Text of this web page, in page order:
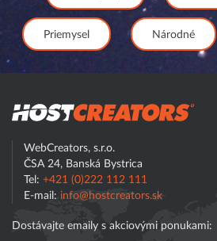
Priemysel Národné
WebCreators, s.r.o.
ČSA 24, Banská Bystrica
Tel: +421 (0)222 112 111
E-mail: info@hostcreators.sk
Dostávajte emaily s akciovými ponukami: